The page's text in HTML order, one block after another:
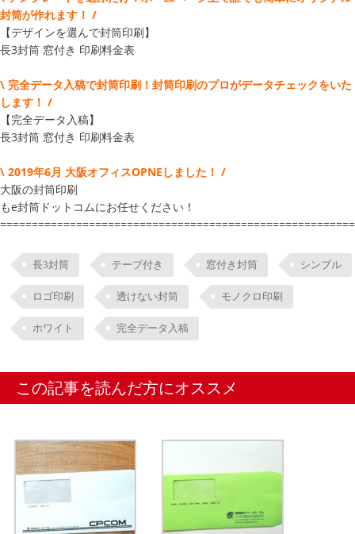
封筒が作れます！ /
【デザインを選んで封筒印刷】
長3封筒 窓付き 印刷料金表
\ 完全データ入稿で封筒印刷！封筒印刷のプロがデータチェックをいた
します！ /
【完全データ入稿】
長3封筒 窓付き 印刷料金表
\ 2019年6月 大阪オフィスOPNEしました！ /
大阪の封筒印刷
もe封筒ドットコムにお任せください！
長3封筒 テープ付き 窓付き封筒 シンプル
ロゴ印刷 透けない封筒 モノクロ印刷
ホワイト 完全データ入稿
この記事を読んだ方にオススメ